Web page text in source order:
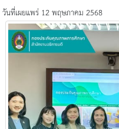
วันที่เผยแพร่ 12 พฤษภาคม 2568